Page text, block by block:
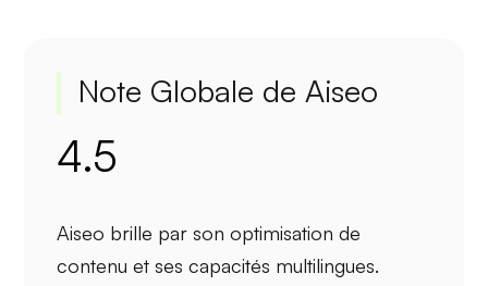
Note Globale de Aiseo
4.5
Aiseo brille par sonoptimisation de
contenu et sescapacités multilingues.